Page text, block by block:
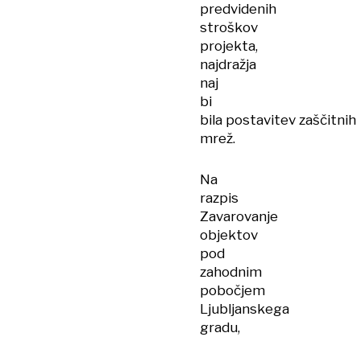
predvidenih
stroškov
projekta,
najdražja
naj
bi
bila postavitev zaščitnih
mrež.
Na
razpis
Zavarovanje
objektov
pod
zahodnim
pobočjem
Ljubljanskega
gradu,